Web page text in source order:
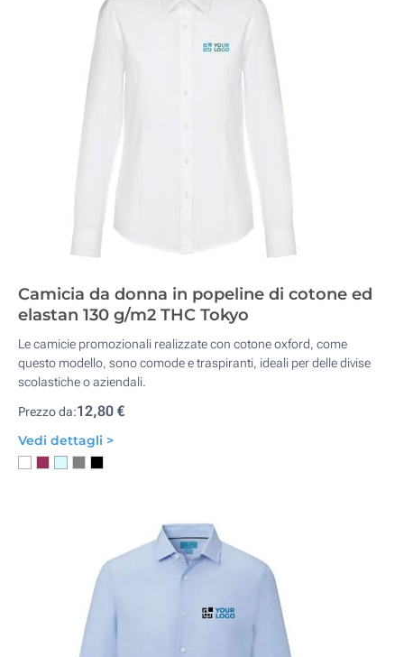
Camicia da donna in popeline di cotone ed
elastan 130 g/m2 THC Tokyo
Le camicie promozionali realizzate con cotone oxford, come
questo modello, sono comode e traspiranti, ideali per delle divise
scolastiche o aziendali.
Prezzo da:12,80 €
Vedi dettagli >